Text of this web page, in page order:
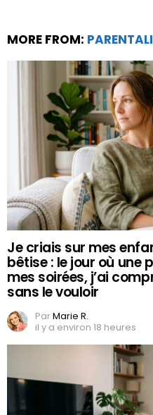
MORE FROM:
Je criais sur mes
bêtise : le jour où une
mes soirées, j’ai
sans le vouloir
ParMarie R.
il y a environ 18 heures